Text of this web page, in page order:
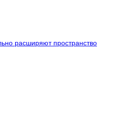
расширяют пространство